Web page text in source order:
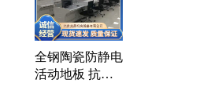
板、除静电铜丝、墙板彩钢板、
专用墙板、架空活动地板、抗静
板、地板、网络地板、金属墙板
全钢陶瓷防静电
活动地板 抗静